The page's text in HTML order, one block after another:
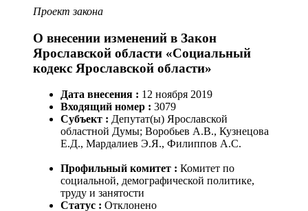
Проект закона
О внесении изменений в Закон
Ярославской области «Социальный
кодекс Ярославской области»
Дата внесения : 12 ноября 2019
Входящий номер : 3079
Субъект : Депутат(ы) Ярославской
областной Думы; Воробьев А.В., Кузнецова
Е.Д., Мардалиев Э.Я., Филиппов А.С.
Профильный комитет : Комитет по
социальной, демографической политике,
труду и занятости
Статус : Отклонено